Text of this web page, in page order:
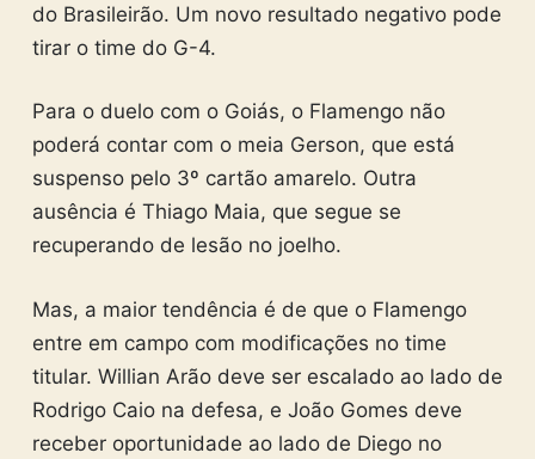
do Brasileirão. Um novo resultado negativo pode
tirar o time do G-4.
Para o duelo com o Goiás, o Flamengo não
poderá contar com o meia Gerson, que está
suspenso pelo 3º cartão amarelo. Outra
ausência é Thiago Maia, que segue se
recuperando de lesão no joelho.
Mas, a maior tendência é de que o Flamengo
entre em campo com modificações no time
titular. Willian Arão deve ser escalado ao lado de
Rodrigo Caio na defesa, e João Gomes deve
receber oportunidade ao lado de Diego no